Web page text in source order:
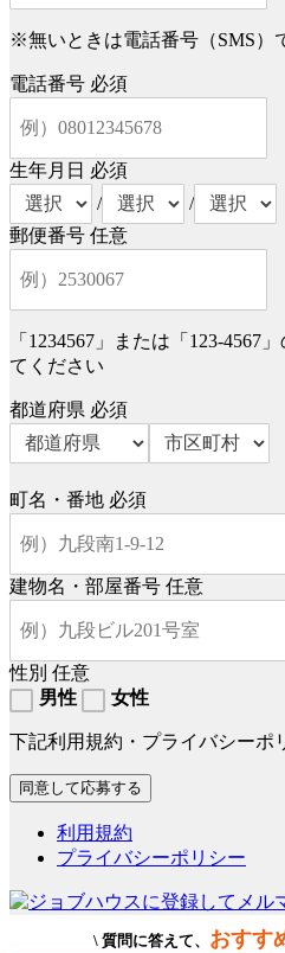
※無いときは電話番号（SMS）
電話番号 必須
生年月日 必須
/
/
郵便番号 任意
「1234567」または「123-4567
てください
都道府県 必須
町名・番地 必須
建物名・部屋番号 任意
性別 任意
男性
女性
下記利用規約・プライバシーポ
利用規約
プライバシーポリシー
\ 質問に答えて、 おすす